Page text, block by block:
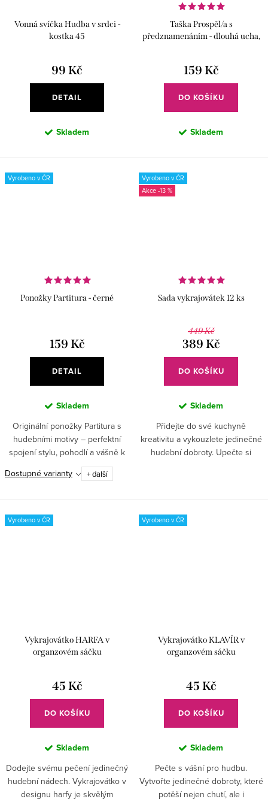
Vonná svíčka Hudba v srdci -
kostka 45
99 Kč
DETAIL
Skladem
Taška Prospěl/a s
předznamenáním - dlouhá ucha,
159 Kč
DO KOŠÍKU
Skladem
Vyrobeno v ČR
Ponožky Partitura - černé
159 Kč
DETAIL
Skladem
Originální ponožky Partitura s
hudebními motivy – perfektní
spojení stylu, pohodlí a vášně k
hudbě!✅ Elegantní hudební styl –
černé ponožky s notami a
Dostupné varianty + další
Vyrobeno v ČR
-13 %
Sada vykrajovátek 12 ks
449 Kč
389 Kč
DO KOŠÍKU
Skladem
Přidejte do své kuchyně
kreativitu a vykouzlete jedinečné
hudební dobroty. Upečte si
Vyrobeno v ČR
Vykrajovátko HARFA v
organzovém sáčku
45 Kč
DO KOŠÍKU
Skladem
Dodejte svému pečení jedinečný
hudební nádech. Vykrajovátko v
designu harfy je skvělým
Vyrobeno v ČR
Vykrajovátko KLAVÍR v
organzovém sáčku
45 Kč
DO KOŠÍKU
Skladem
Pečte s vášní pro hudbu.
Vytvořte jedinečné dobroty, které
potěší nejen chutí, ale i